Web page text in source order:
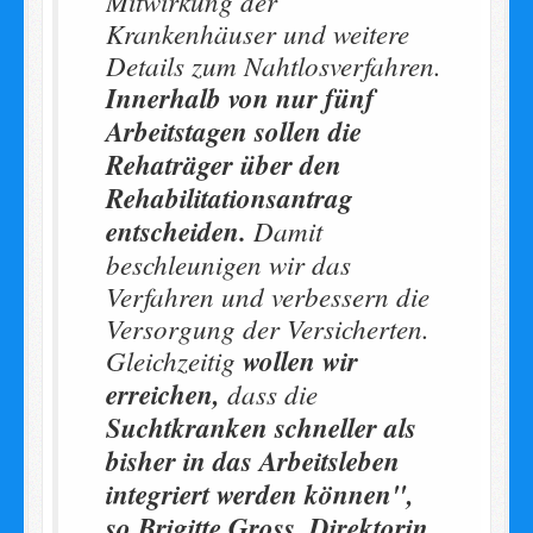
Krankenhäuser und weitere
Details zum Nahtlosverfahren.
Innerhalb von nur fünf
Arbeitstagen sollen die
Rehaträger über den
Rehabilitationsantrag
entscheiden. Damit
beschleunigen wir das
Verfahren und verbessern die
Versorgung der Versicherten.
Gleichzeitig wollen wir
erreichen, dass die
Suchtkranken schneller als
bisher in das Arbeitsleben
integriert werden können",